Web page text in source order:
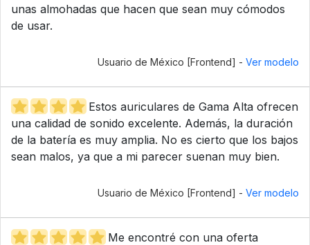
unas almohadas que hacen que sean muy cómodos
de usar.
Usuario de México [Frontend] - Ver modelo
Estos auriculares de Gama Alta ofrecen
una calidad de sonido excelente. Además, la duración
de la batería es muy amplia. No es cierto que los bajos
sean malos, ya que a mi parecer suenan muy bien.
Usuario de México [Frontend] - Ver modelo
Me encontré con una oferta